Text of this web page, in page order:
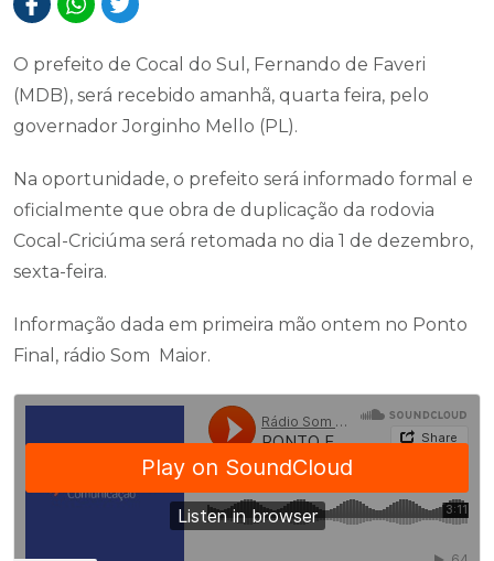
O prefeito de Cocal do Sul, Fernando de Faveri
(MDB), será recebido amanhã, quarta feira, pelo
governador Jorginho Mello (PL).
Na oportunidade, o prefeito será informado formal e
oficialmente que obra de duplicação da rodovia
Cocal-Criciúma será retomada no dia 1 de dezembro,
sexta-feira.
Informação dada em primeira mão ontem no Ponto
Final, rádio Som Maior.